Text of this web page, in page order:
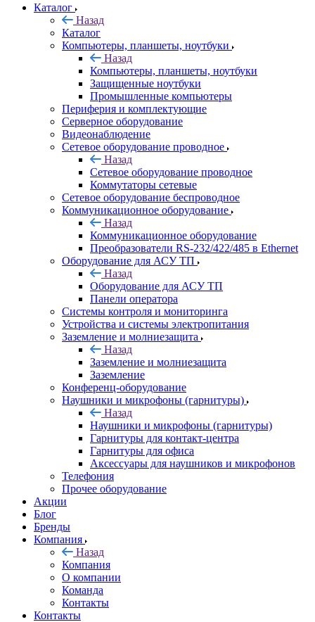
Каталог
Назад
Каталог
Компьютеры, планшеты, ноутбуки
Назад
Компьютеры, планшеты, ноутбуки
Защищенные ноутбуки
Промышленные компьютеры
Периферия и комплектующие
Серверное оборудование
Видеонаблюдение
Сетевое оборудование проводное
Назад
Сетевое оборудование проводное
Коммутаторы сетевые
Сетевое оборудование беспроводное
Коммуникационное оборудование
Назад
Коммуникационное оборудование
Преобразователи RS-232/422/485 в Ethernet
Оборудование для АСУ ТП
Назад
Оборудование для АСУ ТП
Панели оператора
Системы контроля и мониторинга
Устройства и системы электропитания
Заземление и молниезащита
Назад
Заземление и молниезащита
Заземление
Конференц-оборудование
Наушники и микрофоны (гарнитуры)
Назад
Наушники и микрофоны (гарнитуры)
Гарнитуры для контакт-центра
Гарнитуры для офиса
Аксессуары для наушников и микрофонов
Телефония
Прочее оборудование
Акции
Блог
Бренды
Компания
Назад
Компания
О компании
Команда
Контакты
Контакты